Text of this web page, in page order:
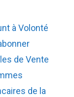
à Volonté
de Vente
de la